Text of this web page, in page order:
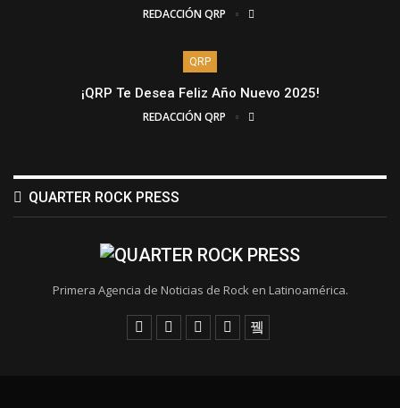
REDACCIÓN QRP
QRP
¡QRP Te Desea Feliz Año Nuevo 2025!
REDACCIÓN QRP
QUARTER ROCK PRESS
Primera Agencia de Noticias de Rock en Latinoamérica.